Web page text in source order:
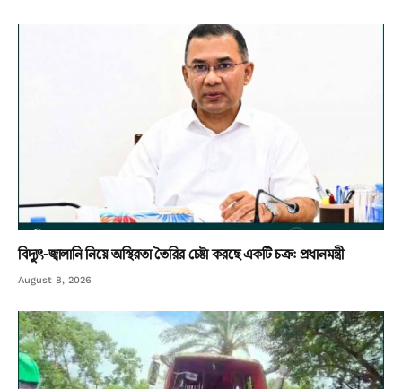
বিদ্যুৎ-জ্বালানি নিয়ে অস্থিরতা তৈরির চেষ্টা করছে একটি চক্র: প্রধানমন্ত্রী
August 8, 2026